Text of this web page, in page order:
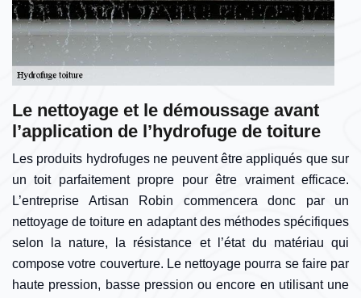
Le nettoyage et le démoussage avant
l’application de l’hydrofuge de toiture
Les produits hydrofuges ne peuvent être appliqués que sur
un toit parfaitement propre pour être vraiment efficace.
L’entreprise Artisan Robin commencera donc par un
nettoyage de toiture en adaptant des méthodes spécifiques
selon la nature, la résistance et l’état du matériau qui
compose votre couverture. Le nettoyage pourra se faire par
haute pression, basse pression ou encore en utilisant une